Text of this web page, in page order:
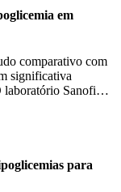
em
comparativo com
significativa
laboratório Sanofi…
para